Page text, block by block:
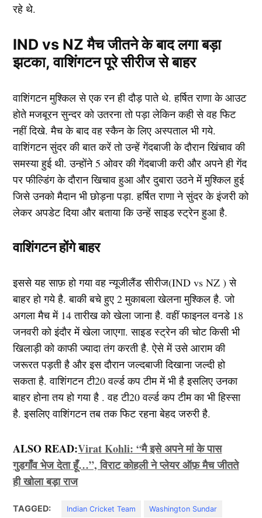
रहे थे.
IND vs NZ मैच जीतने के बाद लगा बड़ा
झटका, वाशिंगटन पूरे सीरीज से बाहर
वाशिंगटन मुश्किल से एक रन ही दौड़ पाते थे. हर्षित राणा के आउट
होते मजबूरन सुन्दर को उतरना तो पड़ा लेकिन कही से वह फिट
नहीं दिखे. मैच के बाद वह स्कैन के लिए अस्पताल भी गये.
वाशिंगटन सुंदर की बात करें तो उन्हें गेंदबाजी के दौरान खिंचाव की
समस्या हुई थी. उन्होंने 5 ओवर की गेंदबाजी करी और अपने ही गेंद
पर फील्डिंग के दौरान खिचाव हुआ और दुबारा उठने में मुश्किल हुई
जिसे उनको मैदान भी छोड़ना पड़ा. हर्षित राणा ने सुंदर के इंजरी को
लेकर अपडेट दिया और बताया कि उन्हें साइड स्ट्रेन हुआ है.
वाशिंगटन होंगे बाहर
इससे यह साफ़ हो गया वह न्यूजीलैंड सीरीज(IND vs NZ ) से
बाहर हो गये है. बाकी बचे हुए 2 मुकाबला खेलना मुश्किल है. जो
अगला मैच में 14 तारीख को खेला जाना है. वहीं फाइनल वनडे 18
जनवरी को इंदौर में खेला जाएगा. साइड स्ट्रेन की चोट किसी भी
खिलाड़ी को काफी ज्यादा तंग करती है. ऐसे में उसे आराम की
जरूरत पड़ती है और इस दौरान जल्दबाजी दिखाना जल्दी हो
सकता है. वाशिंगटन टी20 वर्ल्ड कप टीम में भी है इसलिए उनका
बाहर होना तय हो गया है . वह टी20 वर्ल्ड कप टीम का भी हिस्सा
है. इसलिए वाशिंगटन तब तक फिट रहना बेहद जरुरी है.
ALSO READ:Virat Kohli: “मै इसे अपने मां के पास
गुडगाँव भेज देता हूँ…”, विराट कोहली ने प्लेयर ऑफ़ मैच जीतते
ही खोला बड़ा राज
TAGGED: Indian Cricket Team Washington Sundar